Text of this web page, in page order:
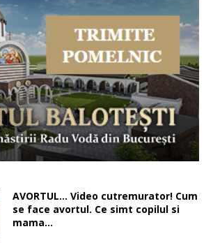
AVORTUL… Video cutremurator! Cum
se face avortul. Ce simt copilul si
mama…